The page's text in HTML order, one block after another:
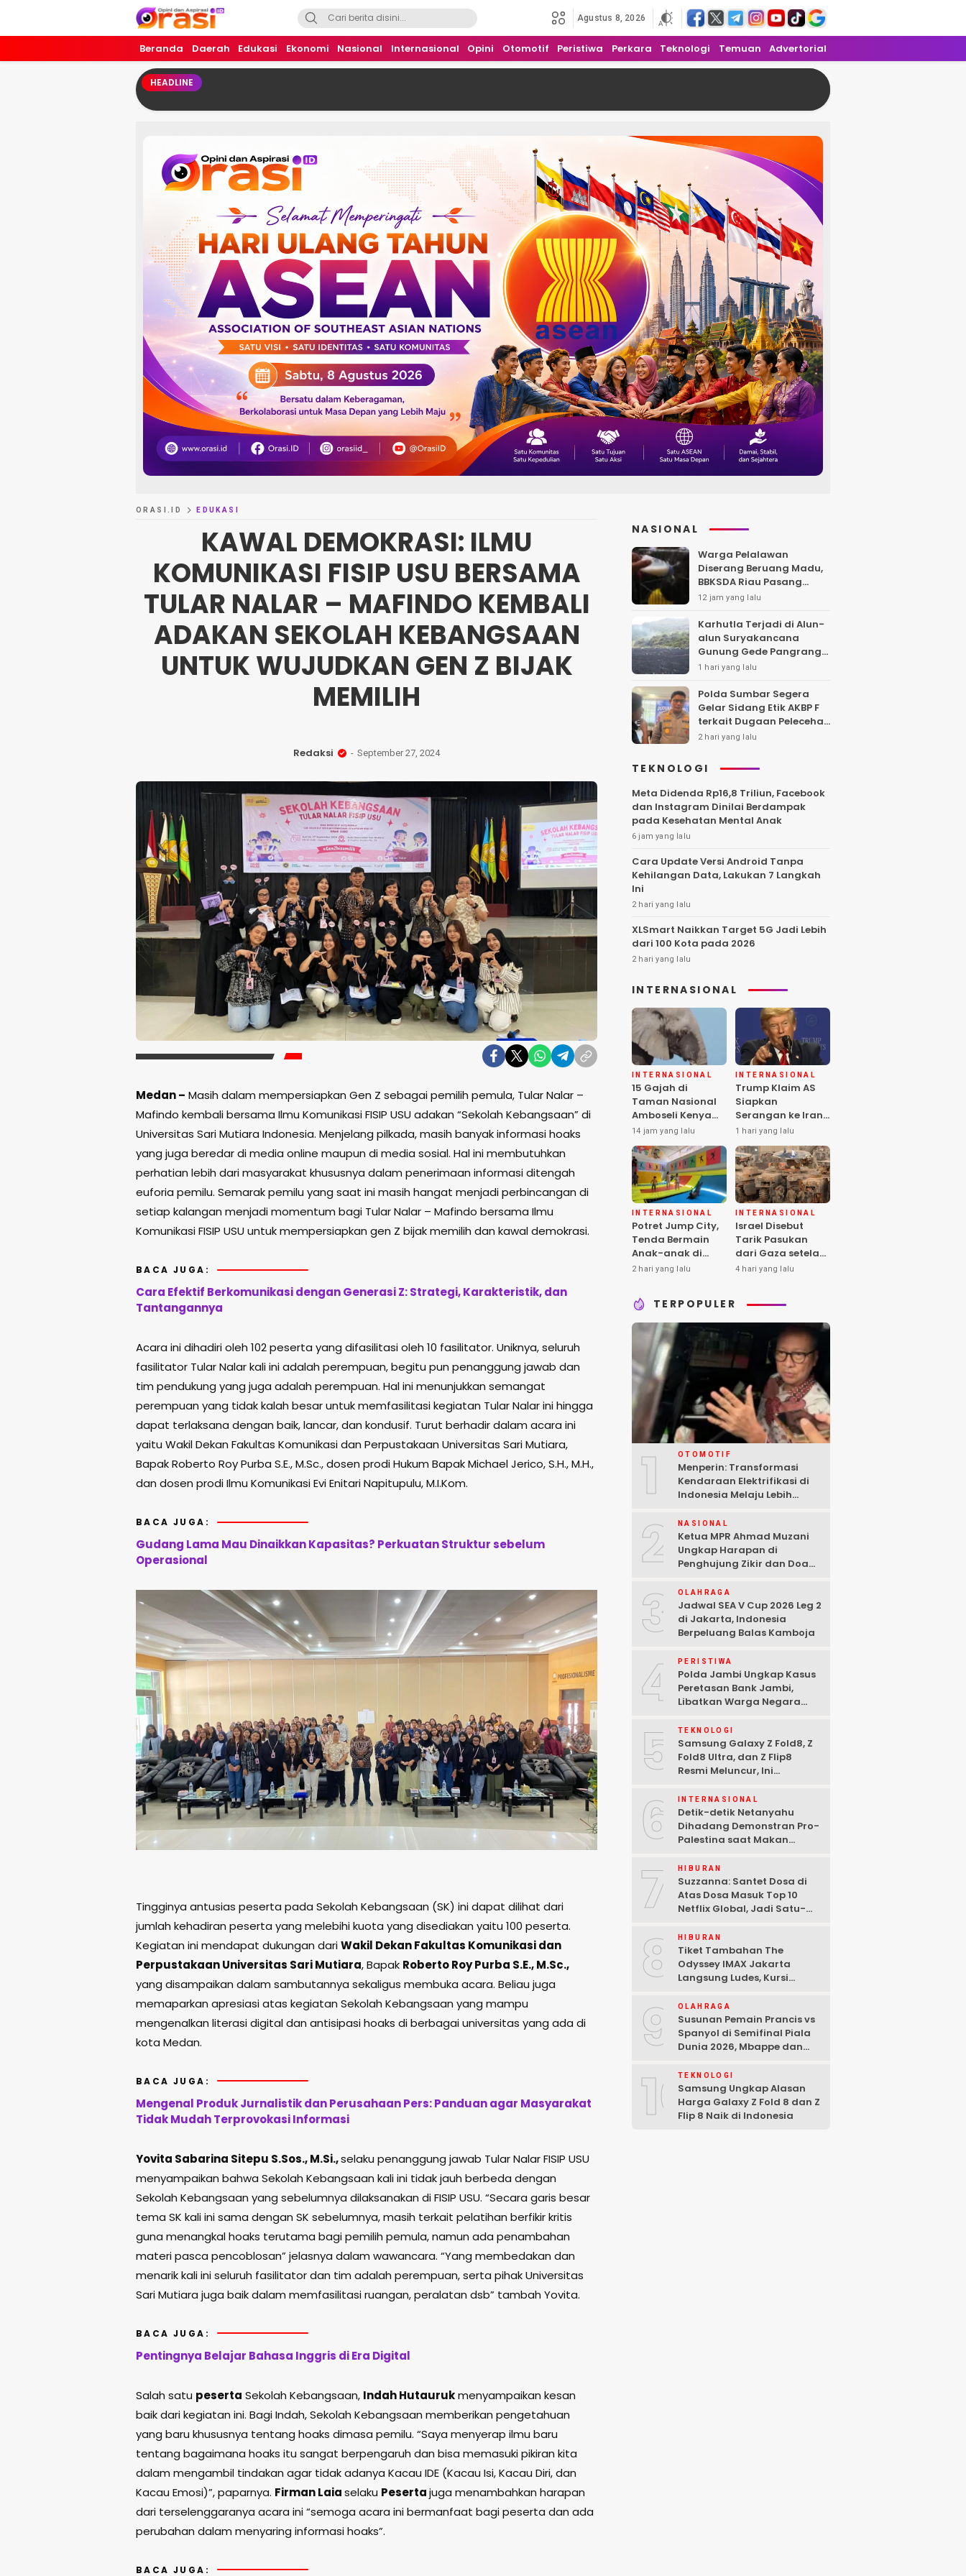
Orasi.ID
Opini dan Aspirasi!
Agustus 8, 2026
Beranda Daerah Edukasi Ekonomi Nasional Internasional Opini Otomotif Peristiwa Perkara Teknologi Temuan Advertorial
HEADLINE
ORASI.ID EDUKASI
KAWAL DEMOKRASI: ILMU
KOMUNIKASI FISIP USU BERSAMA
TULAR NALAR – MAFINDO KEMBALI
ADAKAN SEKOLAH KEBANGSAAN
UNTUK WUJUDKAN GEN Z BIJAK
MEMILIH
Redaksi September 27, 2024
Medan – Masih dalam mempersiapkan Gen Z sebagai pemilih pemula, Tular Nalar –
Mafindo kembali bersama Ilmu Komunikasi FISIP USU adakan “Sekolah Kebangsaan” di
Universitas Sari Mutiara Indonesia. Menjelang pilkada, masih banyak informasi hoaks
yang juga beredar di media online maupun di media sosial. Hal ini membutuhkan
perhatian lebih dari masyarakat khususnya dalam penerimaan informasi ditengah
euforia pemilu. Semarak pemilu yang saat ini masih hangat menjadi perbincangan di
setiap kalangan menjadi momentum bagi Tular Nalar – Mafindo bersama Ilmu
Komunikasi FISIP USU untuk mempersiapkan gen Z bijak memilih dan kawal demokrasi.
BACA JUGA:
Cara Efektif Berkomunikasi dengan Generasi Z: Strategi, Karakteristik, dan
Tantangannya
Acara ini dihadiri oleh 102 peserta yang difasilitasi oleh 10 fasilitator. Uniknya, seluruh
fasilitator Tular Nalar kali ini adalah perempuan, begitu pun penanggung jawab dan
tim pendukung yang juga adalah perempuan. Hal ini menunjukkan semangat
perempuan yang tidak kalah besar untuk memfasilitasi kegiatan Tular Nalar ini hingga
dapat terlaksana dengan baik, lancar, dan kondusif. Turut berhadir dalam acara ini
yaitu Wakil Dekan Fakultas Komunikasi dan Perpustakaan Universitas Sari Mutiara,
Bapak Roberto Roy Purba S.E., M.Sc., dosen prodi Hukum Bapak Michael Jerico, S.H., M.H.,
dan dosen prodi Ilmu Komunikasi Evi Enitari Napitupulu, M.I.Kom.
BACA JUGA:
Gudang Lama Mau Dinaikkan Kapasitas? Perkuatan Struktur sebelum
Operasional
Tingginya antusias peserta pada Sekolah Kebangsaan (SK) ini dapat dilihat dari
jumlah kehadiran peserta yang melebihi kuota yang disediakan yaitu 100 peserta.
Kegiatan ini mendapat dukungan dariWakil Dekan Fakultas Komunikasi dan
Perpustakaan Universitas Sari Mutiara, Bapak Roberto Roy Purba S.E., M.Sc.,
yang disampaikan dalam sambutannya sekaligus membuka acara. Beliau juga
memaparkan apresiasi atas kegiatan Sekolah Kebangsaan yang mampu
mengenalkan literasi digital dan antisipasi hoaks di berbagai universitas yang ada di
kota Medan.
BACA JUGA:
Mengenal Produk Jurnalistik dan Perusahaan Pers: Panduan agar Masyarakat
Tidak Mudah Terprovokasi Informasi
Yovita Sabarina Sitepu S.Sos., M.Si.,selaku penanggung jawab Tular Nalar FISIP USU
menyampaikan bahwa Sekolah Kebangsaan kali ini tidak jauh berbeda dengan
Sekolah Kebangsaan yang sebelumnya dilaksanakan di FISIP USU. “Secara garis besar
tema SK kali ini sama dengan SK sebelumnya, masih terkait pelatihan berfikir kritis
guna menangkal hoaks terutama bagi pemilih pemula, namun ada penambahan
materi pasca pencoblosan” jelasnya dalam wawancara. “Yang membedakan dan
menarik kali ini seluruh fasilitator dan tim adalah perempuan, serta pihak Universitas
Sari Mutiara juga baik dalam memfasilitasi ruangan, peralatan dsb” tambah Yovita.
BACA JUGA:
Pentingnya Belajar Bahasa Inggris di Era Digital
Salah satu peserta Sekolah Kebangsaan, Indah Hutaurukmenyampaikan kesan
baik dari kegiatan ini. Bagi Indah, Sekolah Kebangsaan memberikan pengetahuan
yang baru khususnya tentang hoaks dimasa pemilu. “Saya menyerap ilmu baru
tentang bagaimana hoaks itu sangat berpengaruh dan bisa memasuki pikiran kita
dalam mengambil tindakan agar tidak adanya Kacau IDE (Kacau Isi, Kacau Diri, dan
Kacau Emosi)”, paparnya. Firman Laiaselaku Pesertajuga menambahkan harapan
dari terselenggaranya acara ini “semoga acara ini bermanfaat bagi peserta dan ada
perubahan dalam menyaring informasi hoaks”.
BACA JUGA:
NASIONAL
Warga Pelalawan
Diserang Beruang Madu,
BBKSDA Riau Pasang
Kandang Jebak di Lokasi
12 jam yang lalu
Karhutla Terjadi di Alun-
alun Suryakancana
Gunung Gede Pangrango,
Api Berhasil Dipadamka
1 hari yang lalu
Polda Sumbar Segera
Gelar Sidang Etik AKBP F
terkait Dugaan Pelecehan
Polwan
2 hari yang lalu
TEKNOLOGI
Meta Didenda Rp16,8 Triliun, Facebook
dan Instagram Dinilai Berdampak
pada Kesehatan Mental Anak
6 jam yang lalu
Cara Update Versi Android Tanpa
Kehilangan Data, Lakukan 7 Langkah
Ini
2 hari yang lalu
XLSmart Naikkan Target 5G Jadi Lebih
dari 100 Kota pada 2026
2 hari yang lalu
INTERNASIONAL
INTERNASIONAL
15 Gajah di
Taman Nasional
Amboseli Kenya
Mati, Diduga
Keracunan
Pestisida
14 jam yang lalu
INTERNASIONAL
Trump Klaim AS
Siapkan
Serangan ke Iran
Terbesar sejak
Perang Dunia II
1 hari yang lalu
INTERNASIONAL
Potret Jump City,
Tenda Bermain
Anak-anak di
Tengah Perang
2 hari yang lalu
INTERNASIONAL
Israel Disebut
Tarik Pasukan
dari Gaza setelah
Hamas Selesai
4 hari yang lalu
TERPOPULER
1 OTOMOTIF
Menperin: Transformasi
Kendaraan Elektrifikasi di
Indonesia Melaju Lebih
2 NASIONAL
Ketua MPR Ahmad Muzani
Ungkap Harapan di
Penghujung Zikir dan Doa
3 OLAHRAGA
Jadwal SEA V Cup 2026 Leg 2
di Jakarta, Indonesia
Berpeluang Balas Kamboja
4 PERISTIWA
Polda Jambi Ungkap Kasus
Peretasan Bank Jambi,
Libatkan Warga Negara
Tersangka Ditangkap
5 TEKNOLOGI
Samsung Galaxy Z Fold8, Z
Fold8 Ultra, dan Z Flip8
Resmi Meluncur, Ini
6 INTERNASIONAL
Detik-detik Netanyahu
Dihadang Demonstran Pro-
Palestina saat Makan
7 HIBURAN
Suzzanna: Santet Dosa di
Atas Dosa Masuk Top 10
Netflix Global, Jadi Satu-
8 HIBURAN
Tiket Tambahan The
Odyssey IMAX Jakarta
Langsung Ludes, Kursi
9 OLAHRAGA
Susunan Pemain Prancis vs
Spanyol di Semifinal Piala
Dunia 2026, Mbappe dan
10TEKNOLOGI
Samsung Ungkap Alasan
Harga Galaxy Z Fold 8 dan Z
Flip 8 Naik di Indonesia